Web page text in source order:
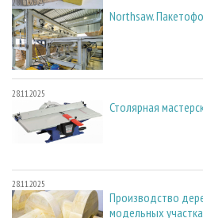
28.11.2025
Northsaw.
28.11.2025
Столярная
28.11.2025
Производство
модельных